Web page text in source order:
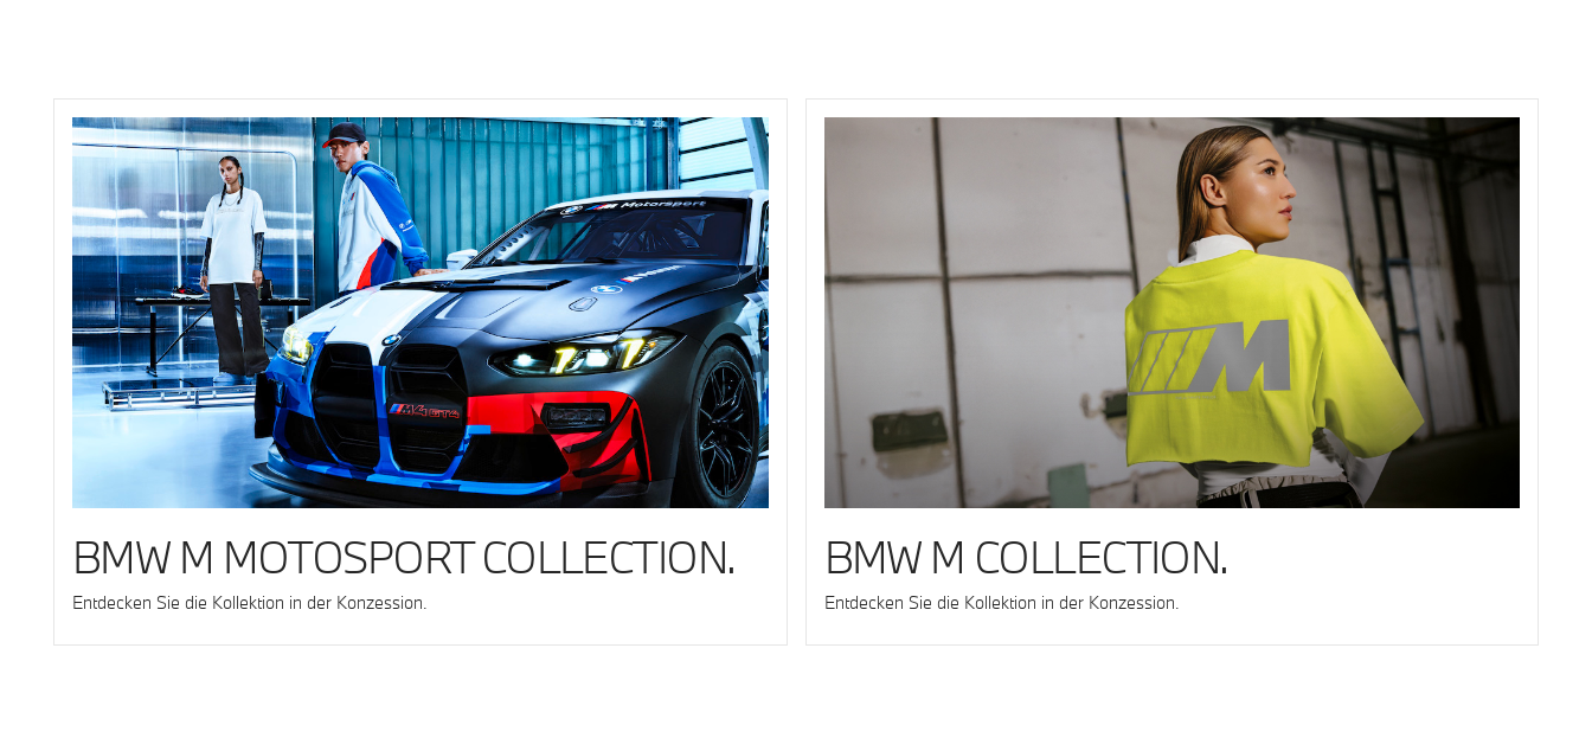
BMW M MOTOSPORT COLLECTION.
Entdecken Sie die Kollektion in der Konzession.
BMW M COLLECTION.
Entdecken Sie die Kollektion in der Konzession.